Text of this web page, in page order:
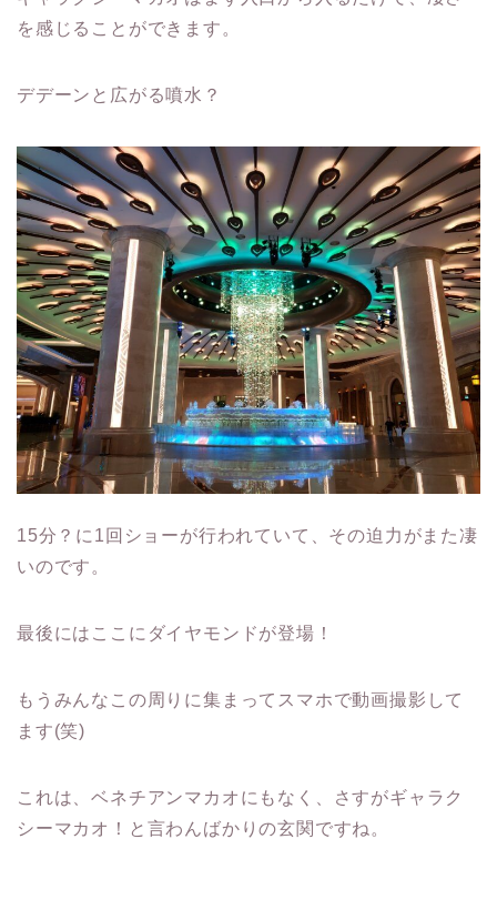
を感じることができます。
デデーンと広がる噴水？
15分？に1回ショーが行われていて、その迫力がまた凄
いのです。
最後にはここにダイヤモンドが登場！
もうみんなこの周りに集まってスマホで動画撮影して
ます(笑)
これは、ベネチアンマカオにもなく、さすがギャラク
シーマカオ！と言わんばかりの玄関ですね。